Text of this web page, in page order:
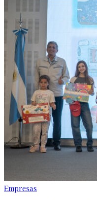
Empresas